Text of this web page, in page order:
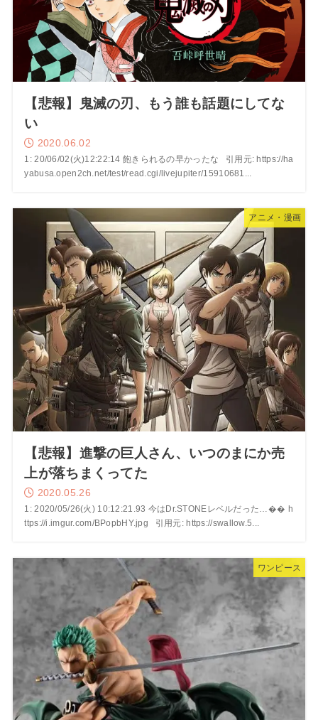
【悲報】鬼滅の刃、もう誰も話題にしてな
い
2020.06.02
1: 20/06/02(火)12:22:14 飽きられるの早かったな 引用元: https://ha
yabusa.open2ch.net/test/read.cgi/livejupiter/15910681...
アニメ・漫画
【悲報】進撃の巨人さん、いつのまにか売
上が落ちまくってた
2020.05.26
1: 2020/05/26(火) 10:12:21.93 今はDr.STONEレベルだった…�� h
ttps://i.imgur.com/BPopbHY.jpg 引用元: https://swallow.5...
ワンピース